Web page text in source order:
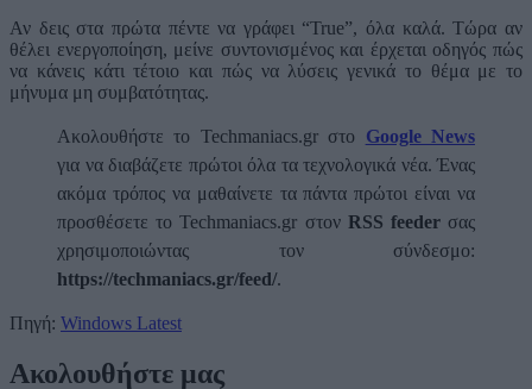
Αν δεις στα πρώτα πέντε να γράφει “True”, όλα καλά. Τώρα αν
θέλει ενεργοποίηση, μείνε συντονισμένος και έρχεται οδηγός πώς
να κάνεις κάτι τέτοιο και πώς να λύσεις γενικά το θέμα με το
μήνυμα μη συμβατότητας.
Ακολουθήστε το Techmaniacs.gr στο Google News
για να διαβάζετε πρώτοι όλα τα τεχνολογικά νέα. Ένας
ακόμα τρόπος να μαθαίνετε τα πάντα πρώτοι είναι να
προσθέσετε το Techmaniacs.gr στον RSS feederσας
χρησιμοποιώντας τον σύνδεσμο:
https://techmaniacs.gr/feed/.
Πηγή: Windows Latest
Ακολουθήστε μας